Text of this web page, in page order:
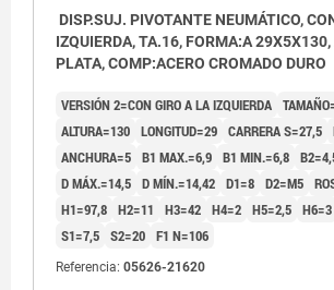
DISP.SUJ. PIVOTANTE NEUMÁTICO,
IZQUIERDA, TA.16, FORMA:A
PLATA, COMP:ACERO CROMADO DURO
VERSIÓN 2=CON GIRO A LA IZQUIERDA
ALTURA=130 LONGITUD=29 CARRERA S=27,5
ANCHURA=5 B1 MAX.=6,9 B1 MIN.=6,8
D MÁX.=14,5 D MÍN.=14,42 D1=8 D2=M5
H1=97,8 H2=11 H3=42 H4=2 H5=2,5 H6=3
S1=7,5 S2=20 F1 N=106
Referencia: 05626-21620